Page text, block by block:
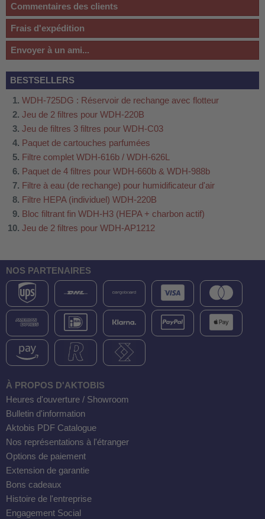
Commentaires des clients
Frais d'expédition
Envoyer à un ami...
BESTSELLERS
WDH-725DG : Réservoir de rechange avec flotteur
Jeu de 2 filtres pour WDH-220B
Jeu de filtres 3 filtres pour WDH-C03
Paquet de cartouches parfumées
Filtre complet WDH-616b / WDH-626L
Paquet de 4 filtres pour WDH-660b & WDH-988b
Filtre à eau (de rechange) pour humidificateur d'air
Filtre HEPA (individuel) WDH-220B
Bloc filtrant fin WDH-H3 (HEPA + charbon actif)
Jeu de 2 filtres pour WDH-AP1212
NOS PARTENAIRES
À PROPOS D'AKTOBIS
Heures d'ouverture / Showroom
Bulletin d'information
Aktobis PDF Catalogue
Nos représentations à l'étranger
Options de paiement
Extension de garantie
Bons cadeaux
Histoire de l'entreprise
Engagement Social